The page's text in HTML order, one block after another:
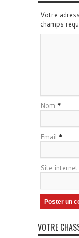
Votre
champs
Nom *
Email *
Site internet
VOTRE